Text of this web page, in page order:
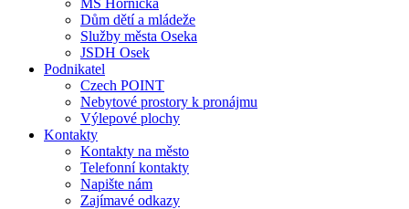
MŠ Hornická
Dům dětí a mládeže
Služby města Oseka
JSDH Osek
Podnikatel
Czech POINT
Nebytové prostory k pronájmu
Výlepové plochy
Kontakty
Kontakty na město
Telefonní kontakty
Napište nám
Zajímavé odkazy